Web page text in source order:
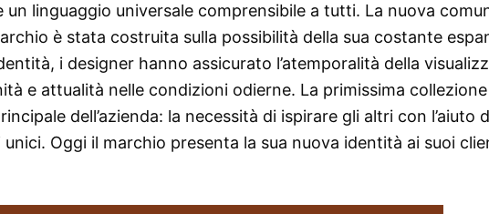
un linguaggio universale comprensibile a tutti. La nuova
è stata costruita sulla possibilità della sua costante
i designer hanno assicurato l’atemporalità della
e attualità nelle condizioni odierne. La primissima collezione
dell’azienda: la necessità di ispirare gli altri con l’aiuto
Oggi il marchio presenta la sua nuova identità ai suoi